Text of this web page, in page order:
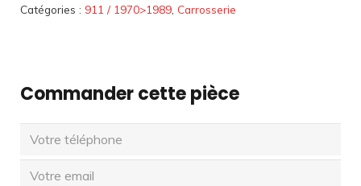
Catégories : 911 / 1970>1989 Carrosserie
Commander cette pièce